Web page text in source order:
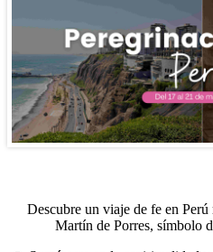
Descubre un viaje de fe en
Martín de Porres, símbolo